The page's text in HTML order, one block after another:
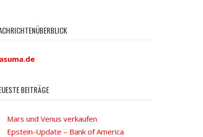
BEITRÄGE
Mars und Venus verkaufen
Epstein-Update – Bank of America